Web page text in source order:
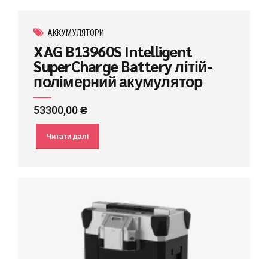
АККУМУЛЯТОРИ
XAG B13960S Intelligent
SuperCharge Battery літій-
полімерний акумулятор
53300,00₴
Читати далі